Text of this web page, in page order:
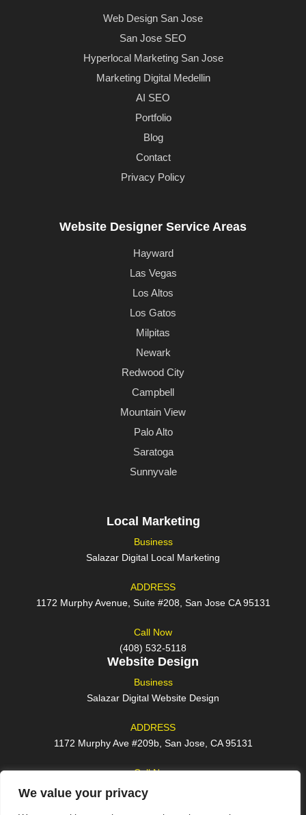
We value your privacy
Web Design San Jose
San Jose SEO
Hyperlocal Marketing San Jose
Marketing Digital Medellin
AI SEO
Portfolio
Blog
Contact
Privacy Policy
Website Designer Service Areas
Hayward
Las Vegas
Los Altos
Los Gatos
Milpitas
Newark
Redwood City
Campbell
Mountain View
Palo Alto
Saratoga
Sunnyvale
Local Marketing
Business
Salazar Digital Local Marketing
ADDRESS
1172 Murphy Avenue, Suite #208, San Jose CA 95131
Call Now
(408) 532-5118
Website Design
Business
Salazar Digital Website Design
ADDRESS
1172 Murphy Ave #209b, San Jose, CA 95131
Call Now
(408) 762-2209